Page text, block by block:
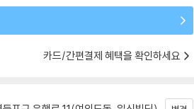
카드/간편결제 혜택을 확인하세요